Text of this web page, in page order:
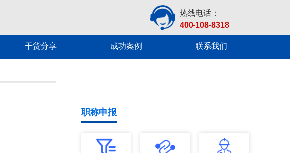
热线电话：
400-108-8318
干货分享 成功案例 联系我们
职称申报